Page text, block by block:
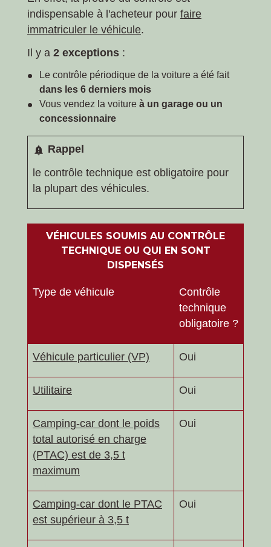
indispensable à l'acheteur pour faire
immatriculer le véhicule.
Il y a 2 exceptions :
Le contrôle périodique de la voiture a été fait
dans les 6 derniers mois
Vous vendez la voiture à un garage ou un
concessionnaire
notification_important Rappel
le contrôle technique est obligatoire pour
la plupart des véhicules.
VÉHICULES SOUMIS AU CONTRÔLE
TECHNIQUE OU QUI EN SONT
DISPENSÉS
Type de véhicule
Contrôle
technique
obligatoire ?
Véhicule particulier (VP) Oui
Utilitaire Oui
Camping-car dont le poids
total autorisé en charge
(PTAC) est de 3,5 t
maximum
Oui
Camping-car dont le PTAC
est supérieur à 3,5 t
Oui